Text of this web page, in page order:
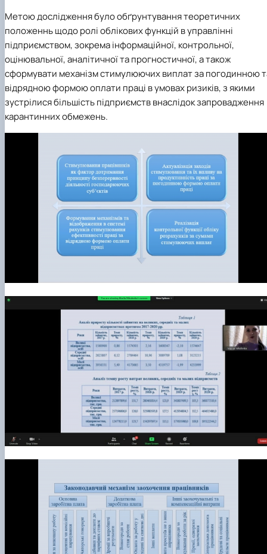
Метою дослідження було обґрунтування теоретичних
положеннь щодо ролі облікових функцій в управлінні
підприємством, зокрема інформаційної, контрольної,
оцінювальної, аналітичної та прогностичної, а також
сформувати механізм стимулюючих виплат за погодинною
відрядною формою оплати праці в умовах ризиків, з якими
зустрілися більшість підприємств внаслідок запровадження
карантинних обмежень.